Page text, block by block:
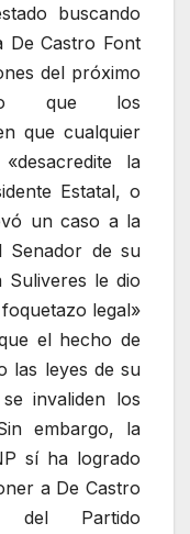
buscando
De Castro Font
del próximo
que los
que cualquier
la
Estatal, o
un caso a la
Senador de su
Suliveres le dio
legal»
el hecho de
las leyes de su
invaliden los
embargo, la
sí ha logrado
a De Castro
Partido